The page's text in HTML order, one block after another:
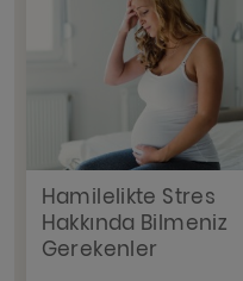
Hamilelikte Stres
Hakkında Bilmeniz
Gerekenler